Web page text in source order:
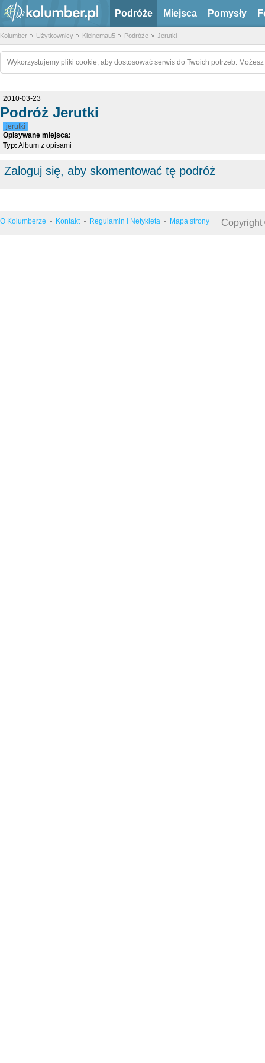
Podróże Miejsca Pomysły
Kolumber Użytkownicy Kleinemau5 Podróże Jerutki
Wykorzystujemy pliki cookie, aby dostosować serwis do Twoich potrzeb.
2010-03-23
Podróż Jerutki
jerutki
Opisywane miejsca:
Typ: Album z opisami
Zaloguj się, aby skomentować tę podróż
O Kolumberze Kontakt Regulamin i Netykieta Mapa strony